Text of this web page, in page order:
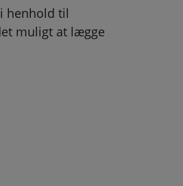
henhold til
muligt at lægge